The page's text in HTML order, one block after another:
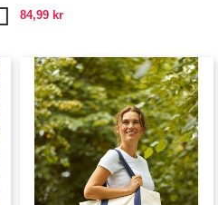
84,99 kr